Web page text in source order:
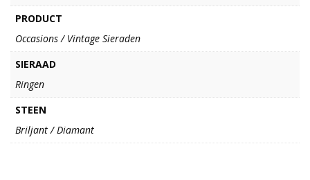
PRODUCT
Occasions / Vintage Sieraden
SIERAAD
Ringen
STEEN
Briljant / Diamant